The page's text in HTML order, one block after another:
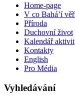
Home-page
V co Bahá’í
Příroda
Duchovní život
Kalendář aktivit
Kontakty
English
Pro Média
Vyhledávání